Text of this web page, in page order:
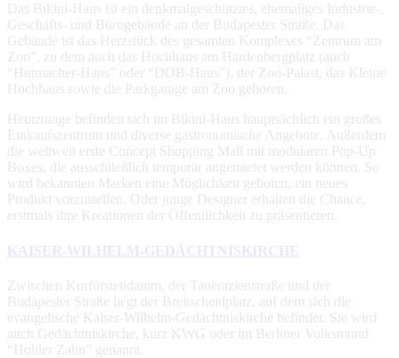
Das Bikini-Haus ist ein denkmalgeschütztes, ehemaliges Industrie-,
Geschäfts- und Bürogebäude an der Budapester Straße. Das
Gebäude ist das Herzstück des gesamten Komplexes “Zentrum am
Zoo”, zu dem auch das Hochhaus am Hardenbergplatz (auch
“Hutmacher-Haus” oder “DOB-Haus”), der Zoo-Palast, das Kleine
Hochhaus sowie die Parkgarage am Zoo gehören.
Heutzutage befinden sich im Bikini-Haus hauptsächlich ein großes
Einkaufszentrum und diverse gastronomische Angebote. Außerdem
die weltweit erste Concept Shopping Mall mit modularen Pop-Up
Boxes, die ausschließlich temporär angemietet werden können. So
wird bekannten Marken eine Möglichkeit geboten, ein neues
Produkt vorzustellen. Oder junge Designer erhalten die Chance,
erstmals ihre Kreationen der Öffentlichkeit zu präsentieren.
KAISER-WILHELM-GEDÄCHTNISKIRCHE
Zwischen Kurfürstendamm, der Tauentzienstraße und der
Budapester Straße liegt der Breitscheidplatz, auf dem sich die
evangelische Kaiser-Wilhelm-Gedächtniskirche befindet. Sie wird
auch Gedächtniskirche, kurz KWG oder im Berliner Volksmund
“Hohler Zahn” genannt.